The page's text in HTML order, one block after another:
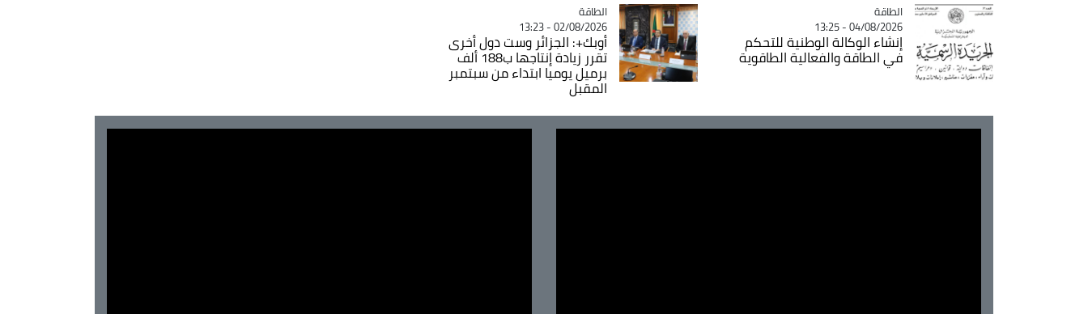
Catégorie
الطاقة
04/08/2026 - 13:25
إنشاء الوكالة الوطنية للتحكم
في الطاقة والفعالية الطاقوية
Catégorie
الطاقة
02/08/2026 - 13:23
أوبك+: الجزائر وست دول أخرى
تقرر زيادة إنتاجها ب188 ألف
برميل يوميا ابتداء من سبتمبر
المقبل